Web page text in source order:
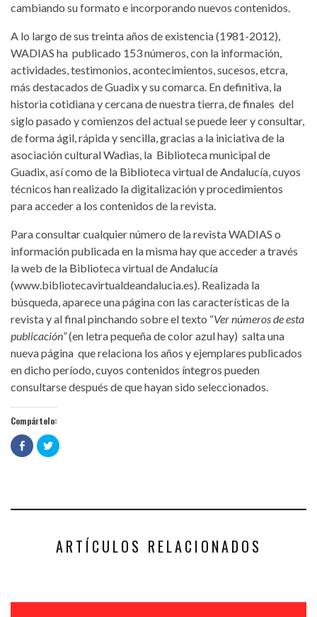
cambiando su formato e incorporando nuevos contenidos.
A lo largo de sus treinta años de existencia (1981-2012),
WADIAS ha publicado 153 números, con la información,
actividades, testimonios, acontecimientos, sucesos, etcra,
más destacados de Guadix y su comarca. En definitiva, la
historia cotidiana y cercana de nuestra tierra, de finales del
siglo pasado y comienzos del actual se puede leer y consultar,
de forma ágil, rápida y sencilla, gracias a la iniciativa de la
asociación cultural Wadias, la Biblioteca municipal de
Guadix, así como de la Biblioteca virtual de Andalucía, cuyos
técnicos han realizado la digitalización y procedimientos
para acceder a los contenidos de la revista.
Para consultar cualquier número de la revista WADIAS o
información publicada en la misma hay que acceder a través
la web de la Biblioteca virtual de Andalucía
(www.bibliotecavirtualdeandalucia.es). Realizada la
búsqueda, aparece una página con las características de la
revista y al final pinchando sobre el texto “Ver números de esta
publicación”(en letra pequeña de color azul hay) salta una
nueva página que relaciona los años y ejemplares publicados
en dicho período, cuyos contenidos íntegros pueden
consultarse después de que hayan sido seleccionados.
Compártelo:
Haz
clic
para
en
Haz
clic
en
ARTÍCULOS RELACIONADOS